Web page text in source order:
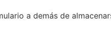
a demás de